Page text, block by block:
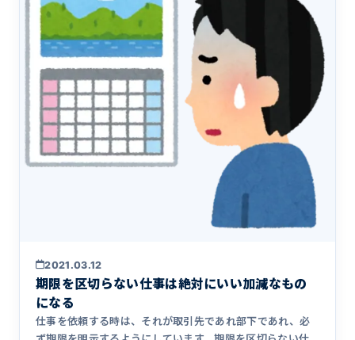
2021.03.12
期限を区切らない仕事は絶対にいい加減なもの
になる
仕事を依頼する時は、それが取引先であれ部下であれ、必